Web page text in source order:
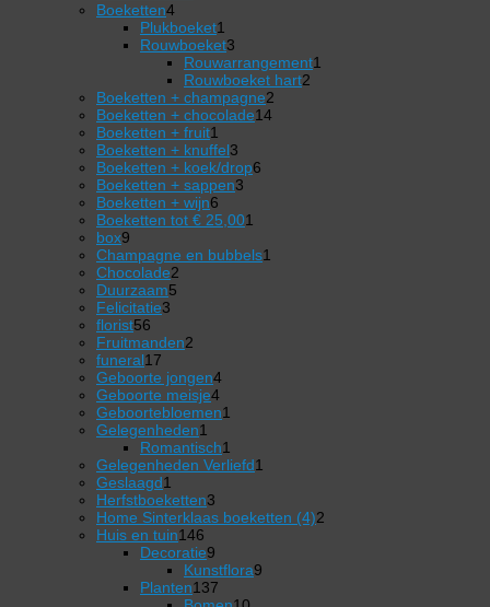
Boeketten44
producten
Plukboeket1
product
Rouwboeket3
producten
Rouwarrangement1
Rouwboeket hart2
Boeketten + champagne2
Boeketten + chocolade1414
Boeketten + fruit1
product
Boeketten + knuffel3
producten
Boeketten + koek/drop6
Boeketten + sappen3
Boeketten + wijn6
producten
Boeketten tot € 25,001
box9
producten
Champagne en bubbels1
Chocolade2
Duurzaam5
Felicitatie3
florist56
producten
Fruitmanden2
funeral17
producten
Geboorte jongen44
Geboorte meisje44
producten
Geboortebloemen1
Gelegenheden1
product
Romantisch1
product
Gelegenheden Verliefd1
Geslaagd1
product
Herfstboeketten3
producten
Home Sinterklaas boeketten (4)2
Huis en tuin146
producten
Decoratie9
producten
Kunstflora9
Planten137